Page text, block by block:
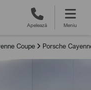
Apelează Meniu
Coupe Porsche